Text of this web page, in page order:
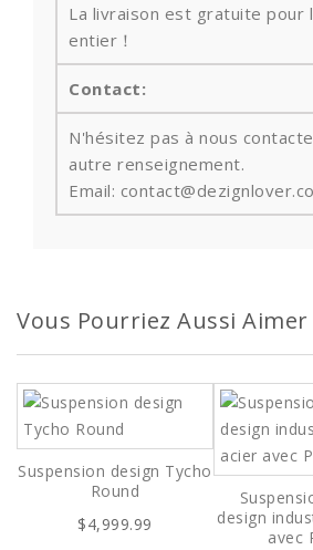
La livraison est gratuite pour
entier！
Contact:
N'hésitez pas à nous
autre renseignement.
Email:
Vous Pourriez Aussi Aimer
Suspension design Tycho
Round
$4,999.99
design
avec